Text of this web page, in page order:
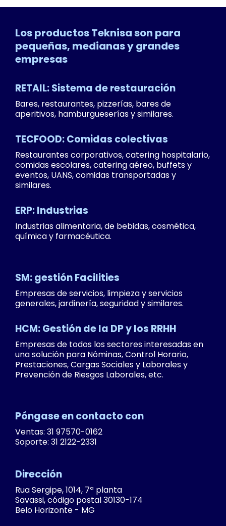
5 consejos para optimizar los procesos de
Corporativos
TecFood e-book
Fichas alimentarias: 7 ventajas de tenerlas
TecFood e-book
7 ventajas de contar con una ficha técnica
Suscríbase a nuestro boletín y descubra las
Nome